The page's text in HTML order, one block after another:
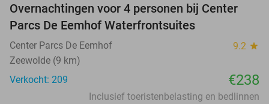
Overnachtingen voor 4 personen bij Center
Parcs De Eemhof Waterfrontsuites
Center Parcs De Eemhof 9.2 star
Zeewolde (9 km)
Verkocht: 209
€238
Inclusief toeristenbelasting en bedlinnen